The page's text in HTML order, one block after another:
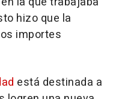
hizo que la
importes
está destinada a